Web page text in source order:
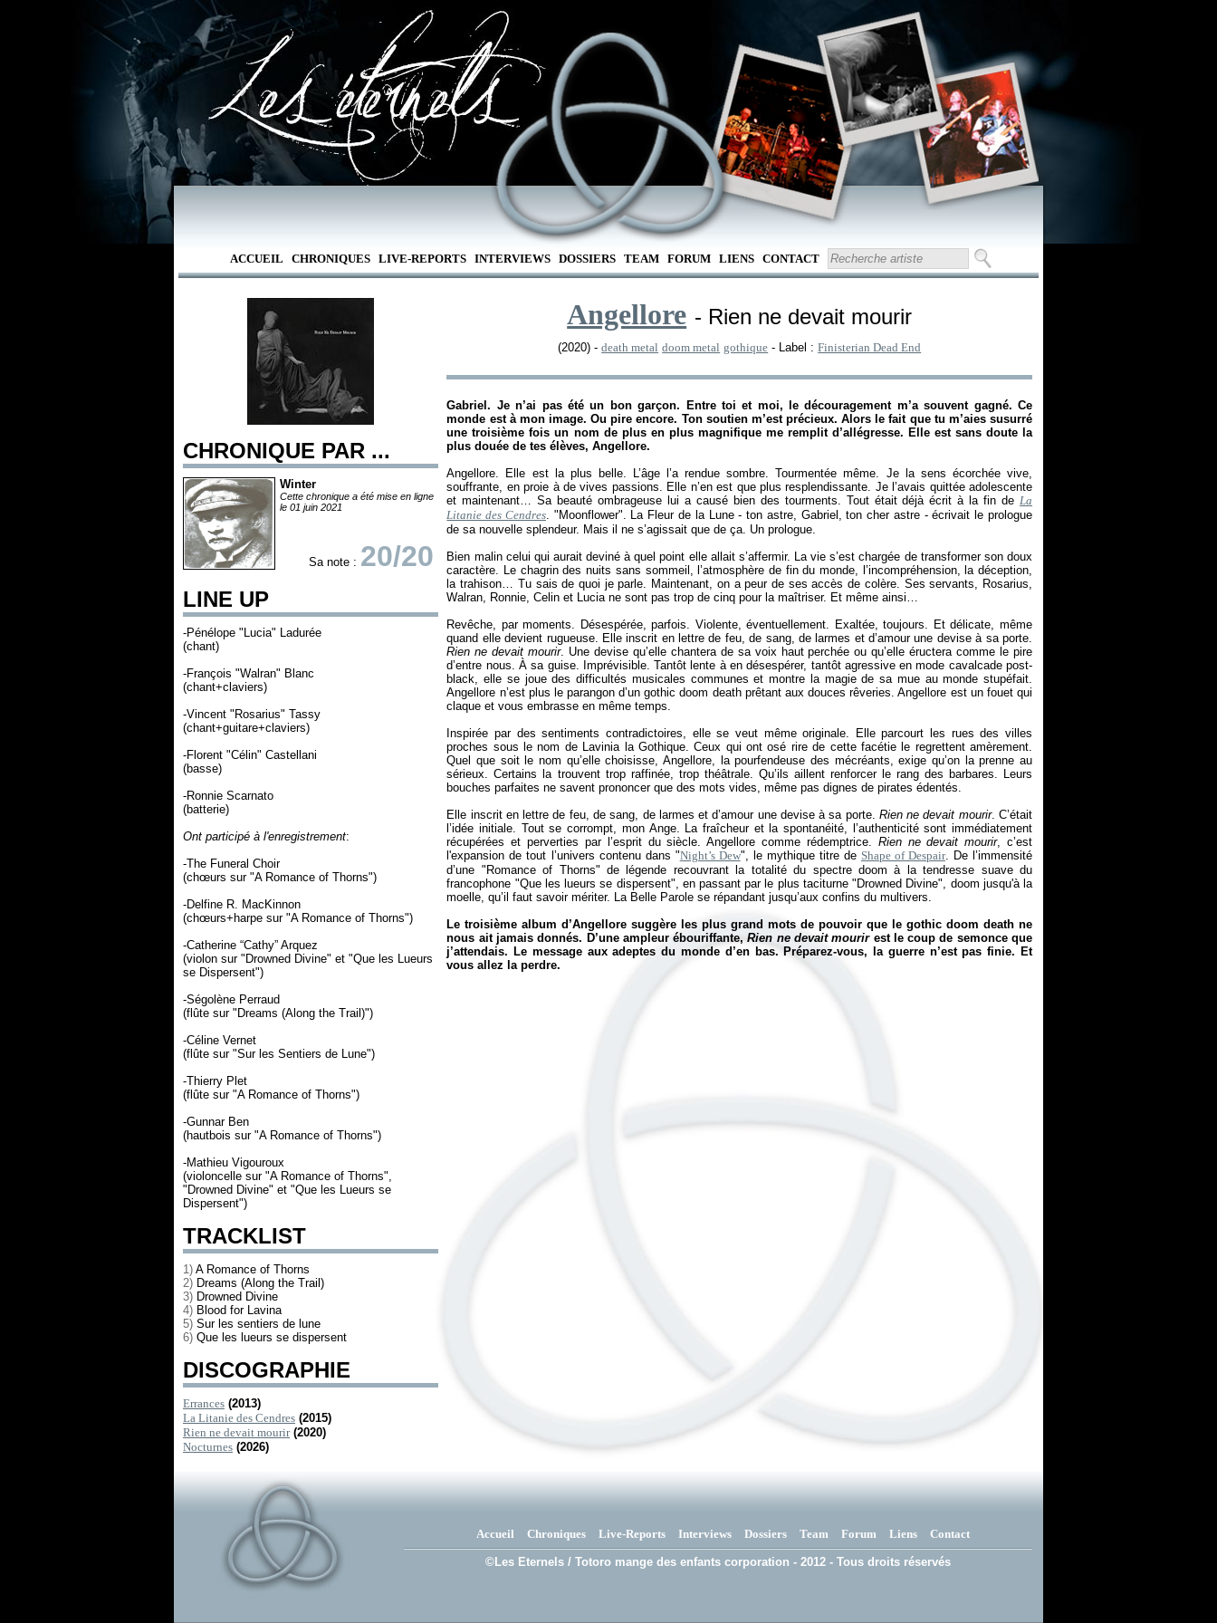
ACCUEIL CHRONIQUES LIVE-REPORTS INTERVIEWS DOSSIERS TEAM FORUM LIENS CONTACT
CHRONIQUE PAR ...
Winter
Cette chronique a été mise en ligne
le 01 juin 2021
Sa note : 20/20
LINE UP
-Pénélope "Lucia" Ladurée
(chant)
-François "Walran" Blanc
(chant+claviers)
-Vincent "Rosarius" Tassy
(chant+guitare+claviers)
-Florent "Célin" Castellani
(basse)
-Ronnie Scarnato
(batterie)
Ont participé à l'enregistrement:
-The Funeral Choir
(chœurs sur "A Romance of Thorns")
-Delfine R. MacKinnon
(chœurs+harpe sur "A Romance of Thorns")
-Catherine “Cathy” Arquez
(violon sur "Drowned Divine" et "Que les Lueurs
se Dispersent")
-Ségolène Perraud
(flûte sur "Dreams (Along the Trail)")
-Céline Vernet
(flûte sur "Sur les Sentiers de Lune")
-Thierry Plet
(flûte sur "A Romance of Thorns")
-Gunnar Ben
(hautbois sur "A Romance of Thorns")
-Mathieu Vigouroux
(violoncelle sur "A Romance of Thorns",
"Drowned Divine" et "Que les Lueurs se
Dispersent")
TRACKLIST
1) A Romance of Thorns
2) Dreams (Along the Trail)
3) Drowned Divine
4) Blood for Lavina
5) Sur les sentiers de lune
6) Que les lueurs se dispersent
DISCOGRAPHIE
Errances (2013)
La Litanie des Cendres (2015)
Rien ne devait mourir (2020)
Nocturnes (2026)
Angellore - Rien ne devait mourir
(2020) -death metal doom metal gothique - Label :Finisterian Dead End
Gabriel. Je n’ai pas été un bon garçon. Entre toi et moi, le découragement m’a souvent gagné. Ce
monde est à mon image. Ou pire encore. Ton soutien m’est précieux. Alors le fait que tu m’aies susurré
une troisième fois un nom de plus en plus magnifique me remplit d’allégresse. Elle est sans doute la
plus douée de tes élèves, Angellore.
Angellore. Elle est la plus belle. L’âge l’a rendue sombre. Tourmentée même. Je la sens écorchée vive,
souffrante, en proie à de vives passions. Elle n’en est que plus resplendissante. Je l’avais quittée adolescente
et maintenant… Sa beauté ombrageuse lui a causé bien des tourments. Tout était déjà écrit à la fin de La
Litanie des Cendres. "Moonflower". La Fleur de la Lune - ton astre, Gabriel, ton cher astre - écrivait le prologue
de sa nouvelle splendeur. Mais il ne s’agissait que de ça. Un prologue.
Bien malin celui qui aurait deviné à quel point elle allait s’affermir. La vie s’est chargée de transformer son doux
caractère. Le chagrin des nuits sans sommeil, l’atmosphère de fin du monde, l’incompréhension, la déception,
la trahison… Tu sais de quoi je parle. Maintenant, on a peur de ses accès de colère. Ses servants, Rosarius,
Walran, Ronnie, Celin et Lucia ne sont pas trop de cinq pour la maîtriser. Et même ainsi…
Revêche, par moments. Désespérée, parfois. Violente, éventuellement. Exaltée, toujours. Et délicate, même
quand elle devient rugueuse. Elle inscrit en lettre de feu, de sang, de larmes et d’amour une devise à sa porte.
Rien ne devait mourir. Une devise qu’elle chantera de sa voix haut perchée ou qu’elle éructera comme le pire
d’entre nous. À sa guise. Imprévisible. Tantôt lente à en désespérer, tantôt agressive en mode cavalcade post-
black, elle se joue des difficultés musicales communes et montre la magie de sa mue au monde stupéfait.
Angellore n’est plus le parangon d’un gothic doom death prêtant aux douces rêveries. Angellore est un fouet qui
claque et vous embrasse en même temps.
Inspirée par des sentiments contradictoires, elle se veut même originale. Elle parcourt les rues des villes
proches sous le nom de Lavinia la Gothique. Ceux qui ont osé rire de cette facétie le regrettent amèrement.
Quel que soit le nom qu’elle choisisse, Angellore, la pourfendeuse des mécréants, exige qu’on la prenne au
sérieux. Certains la trouvent trop raffinée, trop théâtrale. Qu’ils aillent renforcer le rang des barbares. Leurs
bouches parfaites ne savent prononcer que des mots vides, même pas dignes de pirates édentés.
Elle inscrit en lettre de feu, de sang, de larmes et d’amour une devise à sa porte. Rien ne devait mourir. C’était
l’idée initiale. Tout se corrompt, mon Ange. La fraîcheur et la spontanéité, l’authenticité sont immédiatement
récupérées et perverties par l’esprit du siècle. Angellore comme rédemptrice. Rien ne devait mourir, c’est
l'expansion de tout l’univers contenu dans "Night’s Dew", le mythique titre de Shape of Despair. De l’immensité
d’une "Romance of Thorns" de légende recouvrant la totalité du spectre doom à la tendresse suave du
francophone "Que les lueurs se dispersent", en passant par le plus taciturne "Drowned Divine", doom jusqu'à la
moelle, qu’il faut savoir mériter. La Belle Parole se répandant jusqu’aux confins du multivers.
Le troisième album d’Angellore suggère les plus grand mots de pouvoir que le gothic doom death ne
nous ait jamais donnés. D’une ampleur ébouriffante,Rien ne devait mourir est le coup de semonce que
j’attendais. Le message aux adeptes du monde d’en bas. Préparez-vous, la guerre n’est pas finie. Et
vous allez la perdre.
Accueil Chroniques Live-Reports Interviews Dossiers Team Forum Liens Contact
©Les Eternels / Totoro mange des enfants corporation - 2012 - Tous droits réservés